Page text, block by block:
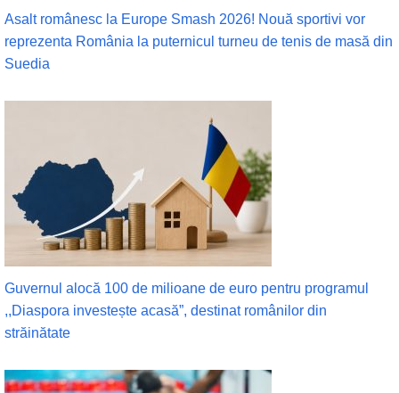
Asalt românesc la Europe Smash 2026! Nouă sportivi vor
reprezenta România la puternicul turneu de tenis de masă din
Suedia
Guvernul alocă 100 de milioane de euro pentru programul
,,Diaspora investește acasă”, destinat românilor din
străinătate